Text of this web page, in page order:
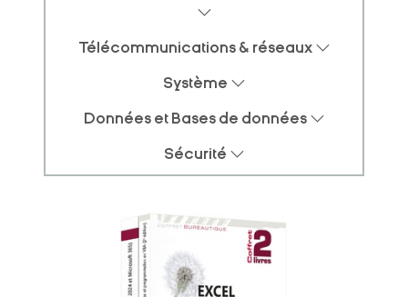
Télécommunications & réseaux
Système
Données et Bases de données
Sécurité